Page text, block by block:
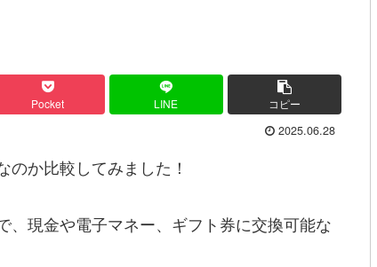
Pocket LINE コピー
2025.06.28
か比較してみました！
現金や電子マネー、ギフト券に交換可能な